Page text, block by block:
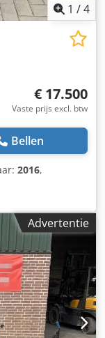
1 /4
€ 17.500
Vaste prijs excl. btw
Bellen
2016,
1.300 kg
x 70 x 60 cm
Aantal
goed Optische
17-29 ton
180 bar
l/min
2025-01-02
Neem contact
Advertentie